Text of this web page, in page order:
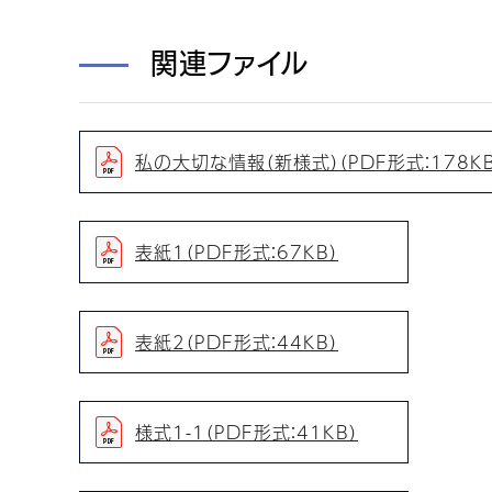
関連ファイル
私の大切な情報（新様式）（PDF形式：
表紙1（PDF形式：67KB）
表紙2（PDF形式：44KB）
様式1-1（PDF形式：41KB）